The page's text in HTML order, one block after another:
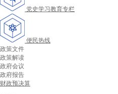
党史学习教育专栏
便民热线
政策文件
政策解读
政府会议
政府报告
财政预决算